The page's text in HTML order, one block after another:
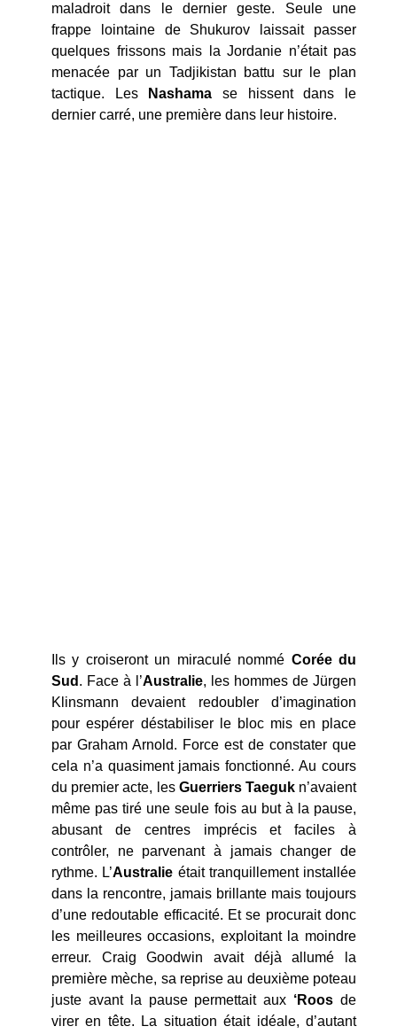
maladroit dans le dernier geste. Seule une
frappe lointaine de Shukurov laissait passer
quelques frissons mais la Jordanie n’était pas
menacée par un Tadjikistan battu sur le plan
tactique. Les
Nashama se hissent dans le
dernier carré, une première dans leur histoire.
Ils y croiseront un miraculé nommé Corée du
Sud . Face à l’Australie, les hommes de Jürgen
Klinsmann devaient redoubler d’imagination
pour espérer déstabiliser le bloc mis en place
par Graham Arnold. Force est de constater que
cela n’a quasiment jamais fonctionné. Au cours
du premier acte, les Guerriers Taegukn’avaient
même pas tiré une seule fois au but à la pause,
abusant de centres imprécis et faciles à
contrôler, ne parvenant à jamais changer de
rythme. L’Australie était tranquillement installée
dans la rencontre, jamais brillante mais toujours
d’une redoutable efficacité. Et se procurait donc
les meilleures occasions, exploitant la moindre
erreur. Craig Goodwin avait déjà allumé la
première mèche, sa reprise au deuxième poteau
juste avant la pause permettait aux ‘Roos de
virer en tête. La situation était idéale, d’autant